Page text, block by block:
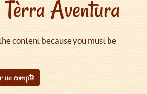
Aventura
content because you must be
un compte